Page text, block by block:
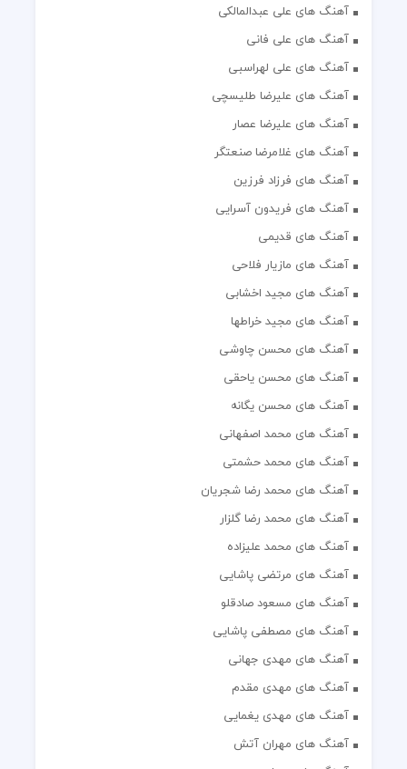
آهنگ های علی عبدالمالکی
آهنگ های علی فانی
آهنگ های علی لهراسبی
آهنگ های علیرضا طلیسچی
آهنگ های علیرضا عصار
آهنگ های غلامرضا صنعتگر
آهنگ های فرزاد فرزین
آهنگ های فریدون آسرایی
آهنگ های قدیمی
آهنگ های مازیار فلاحی
آهنگ های مجید اخشابی
آهنگ های مجید خراطها
آهنگ های محسن چاوشی
آهنگ های محسن یاحقی
آهنگ های محسن یگانه
آهنگ های محمد اصفهانی
آهنگ های محمد حشمتی
آهنگ های محمد رضا شجریان
آهنگ های محمد رضا گلزار
آهنگ های محمد علیزاده
آهنگ های مرتضی پاشایی
آهنگ های مسعود صادقلو
آهنگ های مصطفی پاشایی
آهنگ های مهدی جهانی
آهنگ های مهدی مقدم
آهنگ های مهدی یغمایی
آهنگ های مهران آتش